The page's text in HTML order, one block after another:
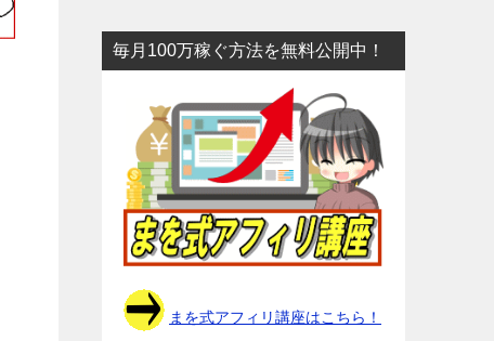
毎月100万稼ぐ方法を無料公開中！
まを式アフィリ講座はこちら！